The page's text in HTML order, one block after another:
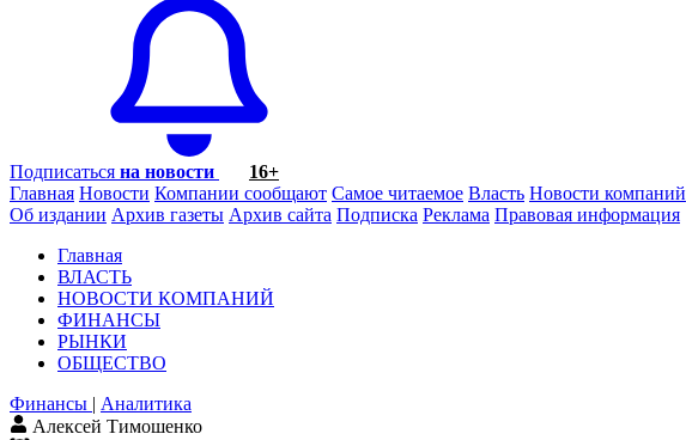
Подписаться на новости
16+
Главная Новости Компании сообщают Самое читаемое Власть Новости компаний
Об издании Архив газеты Архив сайта Подписка Реклама Правовая информация
Главная
ВЛАСТЬ
НОВОСТИ КОМПАНИЙ
ФИНАНСЫ
РЫНКИ
ОБЩЕСТВО
Финансы | Аналитика
Алексей Тимошенко